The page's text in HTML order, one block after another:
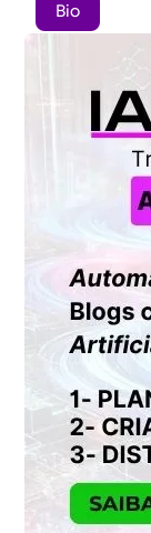
Bio